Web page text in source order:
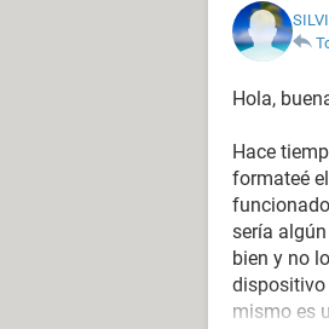
Hola,
Hace
formateé
sería
bien y no
dispositivo
mismo es